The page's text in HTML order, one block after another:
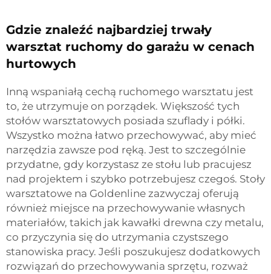
Gdzie znaleźć najbardziej trwały
warsztat ruchomy do garażu w cenach
hurtowych
Inną wspaniałą cechą ruchomego warsztatu jest
to, że utrzymuje on porządek. Większość tych
stołów warsztatowych posiada szuflady i półki.
Wszystko można łatwo przechowywać, aby mieć
narzędzia zawsze pod ręką. Jest to szczególnie
przydatne, gdy korzystasz ze stołu lub pracujesz
nad projektem i szybko potrzebujesz czegoś. Stoły
warsztatowe na Goldenline zazwyczaj oferują
również miejsce na przechowywanie własnych
materiałów, takich jak kawałki drewna czy metalu,
co przyczynia się do utrzymania czystszego
stanowiska pracy. Jeśli poszukujesz dodatkowych
rozwiązań do przechowywania sprzętu, rozważ